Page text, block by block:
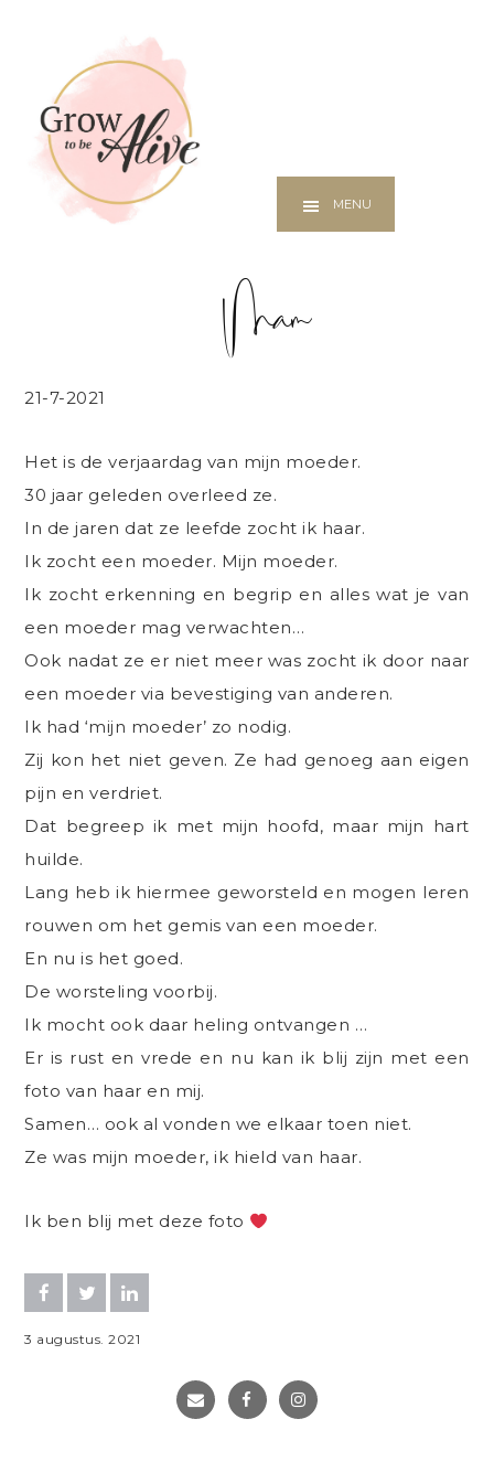
content
menu
voor
coaching
herstel
MENU
Mam
21-7-2021
Het is de verjaardag van mijn moeder.
30 jaar geleden overleed ze.
In de jaren dat ze leefde zocht ik haar.
Ik zocht een moeder. Mijn moeder.
Ik zocht erkenning en begrip en alles wat je van
een moeder mag verwachten…
Ook nadat ze er niet meer was zocht ik door naar
een moeder via bevestiging van anderen.
Ik had ‘mijn moeder’ zo nodig.
Zij kon het niet geven. Ze had genoeg aan eigen
pijn en verdriet.
Dat begreep ik met mijn hoofd, maar mijn hart
huilde.
Lang heb ik hiermee geworsteld en mogen leren
rouwen om het gemis van een moeder.
En nu is het goed.
De worsteling voorbij.
Ik mocht ook daar heling ontvangen …
Er is rust en vrede en nu kan ik blij zijn met een
foto van haar en mij.
Samen… ook al vonden we elkaar toen niet.
Ze was mijn moeder, ik hield van haar.
Ik ben blij met deze foto
3 augustus. 2021